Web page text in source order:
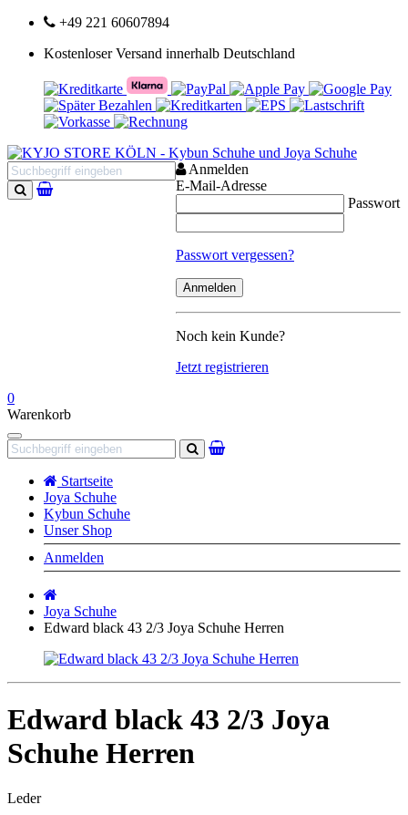
+49 221 60607894
Kostenloser Versand innerhalb Deutschland
Suchen
Anmelden
E-Mail-Adresse
Passwort
Passwort vergessen?
Noch kein Kunde?
Jetzt registrieren
0
Warenkorb
Navigation
Suchen
Startseite
Joya Schuhe
Kybun Schuhe
Unser Shop
Anmelden
Joya Schuhe
Edward black 43 2/3 Joya Schuhe Herren
Edward black 43 2/3 Joya
Schuhe Herren
Leder